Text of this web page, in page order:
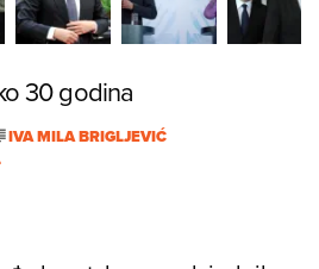
30 godina
IVA MILA BRIGLJEVIĆ